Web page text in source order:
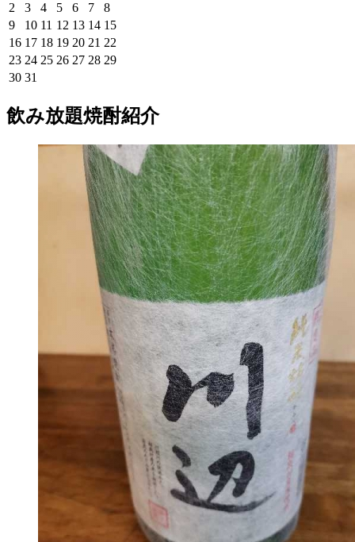
2
3 4 5 6 7
8
9
10 11 12 13 14 15
16 17 18 19 20 21 22
23 24 25 26 27 28 29
30 31
飲み放題焼酎紹介